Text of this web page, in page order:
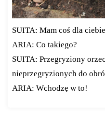
SUITA: Mam coś dla
ARIA: Co takiego?
SUITA: Przegryziony
nieprzegryzionych do
ARIA: Wchodzę w to!